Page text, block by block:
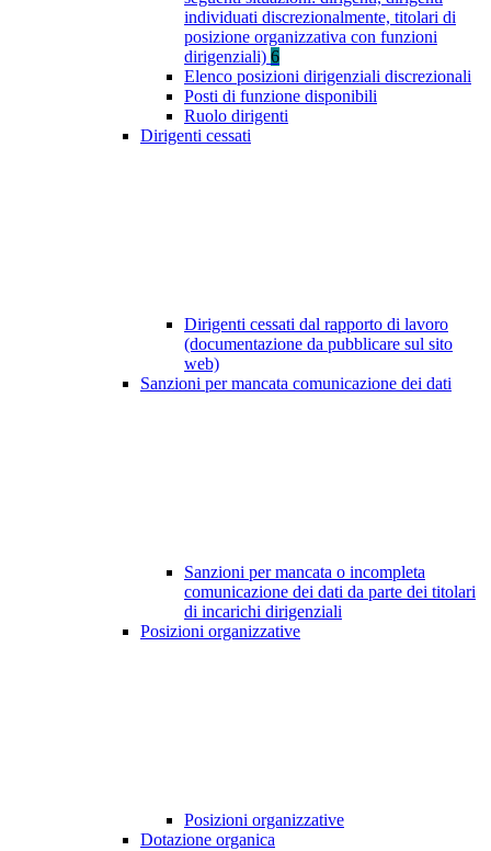
individuati discrezionalmente, titolari di
posizione organizzativa con funzioni
dirigenziali) 6
Elenco posizioni dirigenziali discrezionali
Posti di funzione disponibili
Ruolo dirigenti
Dirigenti cessati
Dirigenti cessati dal rapporto di lavoro
(documentazione da pubblicare sul sito
web)
Sanzioni per mancata comunicazione dei dati
Sanzioni per mancata o incompleta
comunicazione dei dati da parte dei titolari
di incarichi dirigenziali
Posizioni organizzative
Posizioni organizzative
Dotazione organica